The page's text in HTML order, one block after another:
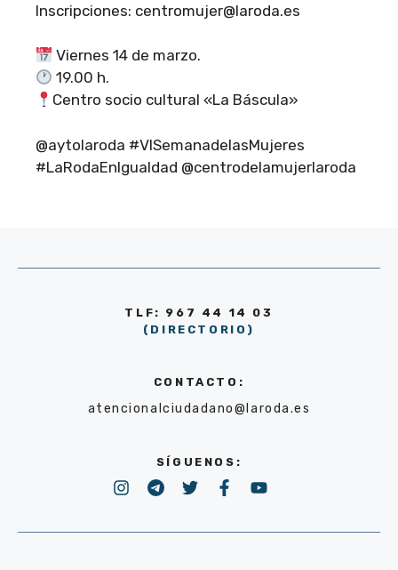
Inscripciones: centromujer@laroda.es
Viernes 14 de marzo.
19.00 h.
Centro socio cultural «La Báscula»
@aytolaroda #VISemanadelasMujeres
#LaRodaEnIgualdad @centrodelamujerlaroda
TLF: 967 44 14 03
(DIRECTORIO)
CONTACTO:
atencionalciudadano@laroda.es
SÍGUENOS: